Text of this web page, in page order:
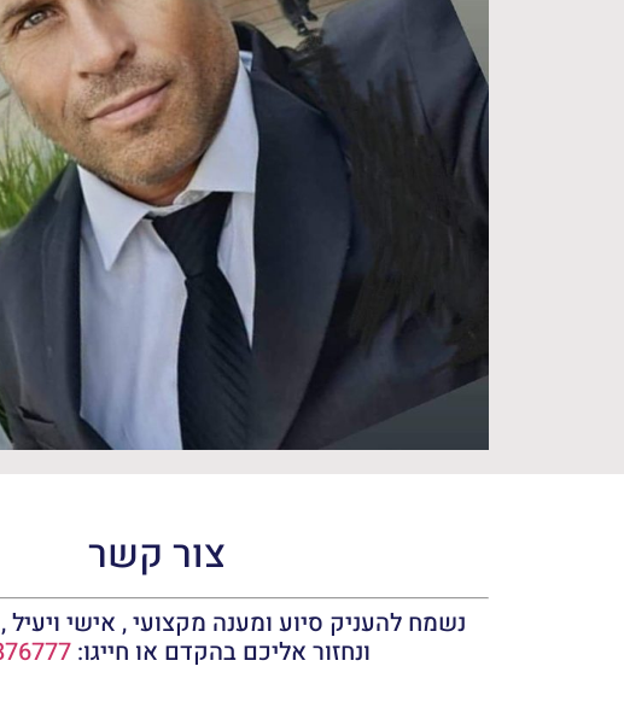
צור קשר
נשמח להעניק סיוע ומענה מקצועי , אישי
ונחזור אליכם בהקדם או חייגו: